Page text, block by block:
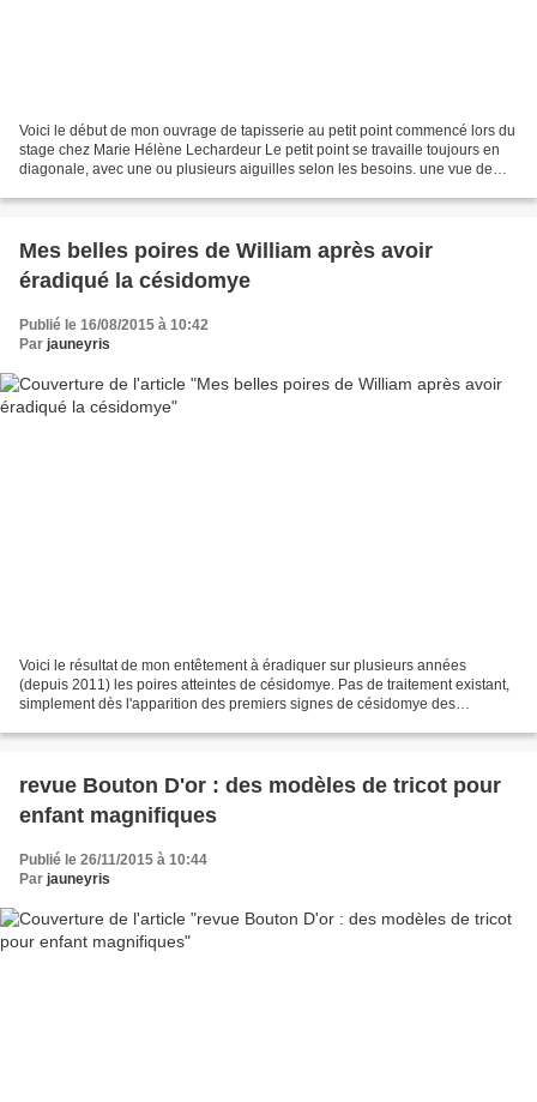
Voici le début de mon ouvrage de tapisserie au petit point commencé lors du
stage chez Marie Hélène Lechardeur Le petit point se travaille toujours en
diagonale, avec une ou plusieurs aiguilles selon les besoins. une vue de
Mes belles poires de William après avoir
éradiqué la césidomye
Publié le 16/08/2015 à 10:42
Par jauneyris
Voici le résultat de mon entêtement à éradiquer sur plusieurs années
(depuis 2011) les poires atteintes de césidomye. Pas de traitement existant,
simplement dès l'apparition des premiers signes de césidomye des
revue Bouton D'or : des modèles de tricot pour
enfant magnifiques
Publié le 26/11/2015 à 10:44
Par jauneyris